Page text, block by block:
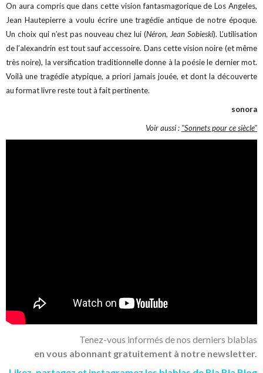
On aura compris que dans cette vision fantasmagorique de Los Angeles,
Jean Hautepierre a voulu écrire une tragédie antique de notre époque.
Un choix qui n’est pas nouveau chez lui (Néron, Jean Sobieski). L’utilisation
de l’alexandrin est tout sauf accessoire. Dans cette vision noire (et même
très noire), la versification traditionnelle donne à la poésie le dernier mot.
Voilà une tragédie atypique, a priori jamais jouée, et dont la découverte
au format livre reste tout à fait pertinente.
sonora
Voir aussi : "Sonnets pour ce siècle"
Tenez-vous informés de nos derniers blablas
en vous abonnant gratuitement à notre newsletter.